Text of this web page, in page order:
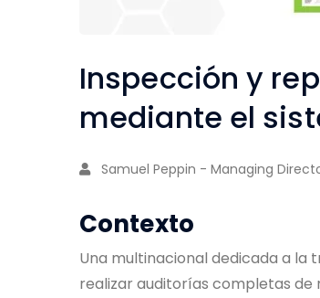
Inspección y
mediante el
Samuel Peppin - Managing
Contexto
Una multinacional dedicada a la
realizar auditorías completas de